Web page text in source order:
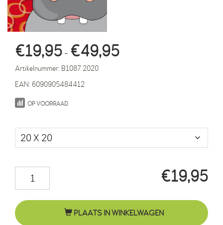
€19,95 - €49,95
Artikelnummer: B1087 2020
EAN: 6090905484412
OP VOORRAAD
€19,95
Benno
rode
ringen PLAATS IN WINKELWAGEN